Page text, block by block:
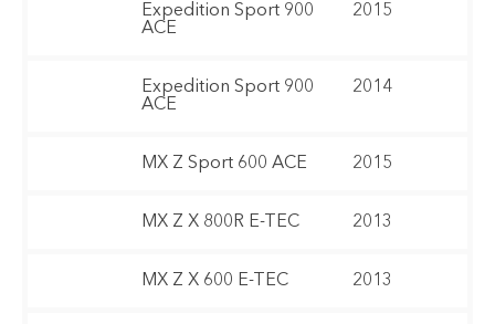
Expedition Sport 900
ACE
2015
Expedition Sport 900
ACE
2014
MX Z Sport 600 ACE 2015
MX Z X 800R E-TEC 2013
MX Z X 600 E-TEC 2013